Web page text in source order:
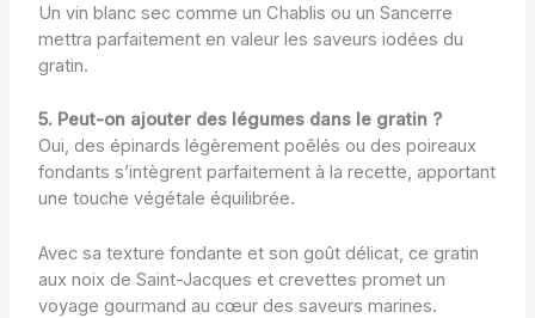
Un vin blanc sec comme un Chablis ou un Sancerre
mettra parfaitement en valeur les saveurs iodées du
gratin.
5. Peut-on ajouter des légumes dans le gratin ?
Oui, des épinards légèrement poêlés ou des poireaux
fondants s’intègrent parfaitement à la recette, apportant
une touche végétale équilibrée.
Avec sa texture fondante et son goût délicat, ce gratin
aux noix de Saint-Jacques et crevettes promet un
voyage gourmand au cœur des saveurs marines.